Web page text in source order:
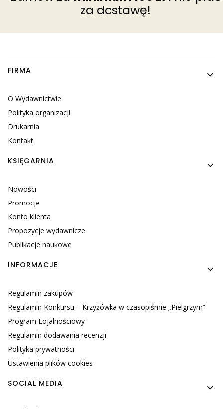
za dostawę!
Linki w stopce
FIRMA
O Wydawnictwie
Polityka organizacji
Drukarnia
Kontakt
KSIĘGARNIA
Nowości
Promocje
Konto klienta
Propozycje wydawnicze
Publikacje naukowe
INFORMACJE
Regulamin zakupów
Regulamin Konkursu – Krzyżówka w czasopiśmie „Pielgrzym”
Program Lojalnościowy
Regulamin dodawania recenzji
Polityka prywatności
Ustawienia plików cookies
SOCIAL MEDIA